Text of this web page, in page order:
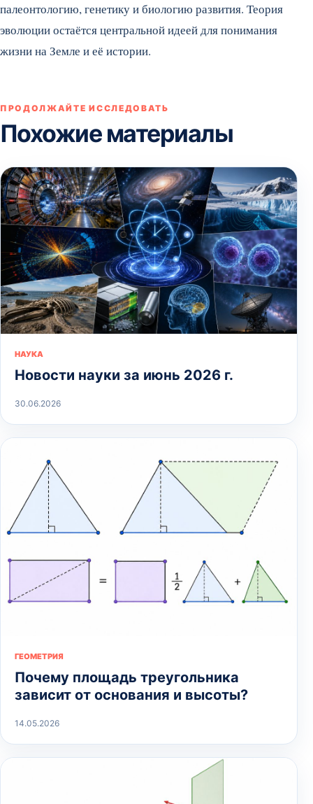
палеонтологию, генетику и биологию развития. Теория
эволюции остаётся центральной идеей для понимания
жизни на Земле и её истории.
ПРОДОЛЖАЙТЕ ИССЛЕДОВАТЬ
Похожие материалы
НАУКА
Новости науки за июнь 2026 г.
30.06.2026
ГЕОМЕТРИЯ
Почему площадь треугольника
зависит от основания и высоты?
14.05.2026